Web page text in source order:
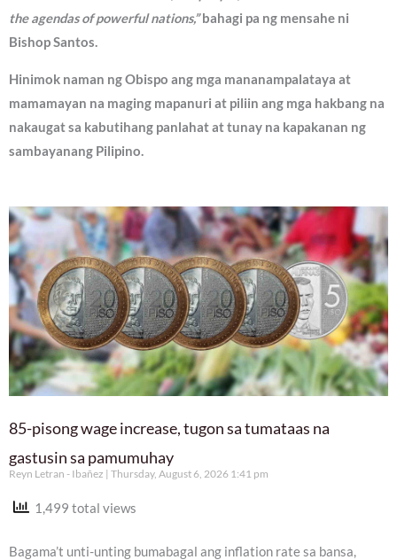
the agendas of powerful nations,”bahagi pa ng mensahe ni
Bishop Santos.
Hinimok naman ng Obispo ang mga mananampalataya at
mamamayan na maging mapanuri at piliin ang mga hakbang na
nakaugat sa kabutihang panlahat at tunay na kapakanan ng
sambayanang Pilipino.
85-pisong wage increase, tugon sa tumataas na
gastusin sa pamumuhay
Reyn Letran - Ibañez Thursday, August 6, 2026 1:41 pm
1,499 total views
Bagama’t unti-unting bumabagal ang inflation rate sa bansa,